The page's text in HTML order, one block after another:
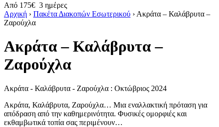
Από 175€ 3 ημέρες
Αρχική › Πακέτα Διακοπών Εσωτερικού › Ακράτα – Καλάβρυτα –
Ζαρούχλα
Ακράτα – Καλάβρυτα –
Ζαρούχλα
Ακράτα - Καλάβρυτα - Ζαρούχλα : Οκτώβριος 2024
Ακράτα, Καλάβρυτα, Ζαρούχλα… Μια εναλλακτική πρόταση για
απόδραση από την καθημερινότητα. Φυσικές ομορφιές και
εκθαμβωτικά τοπία σας περιμένουν…